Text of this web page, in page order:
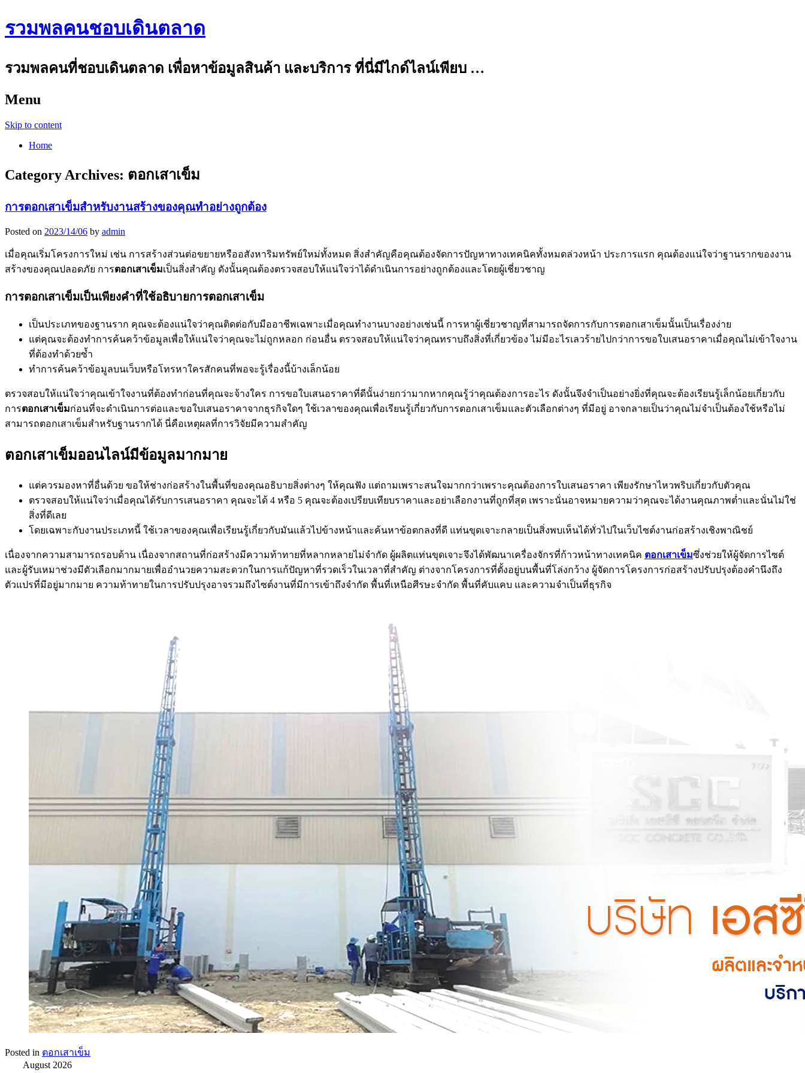
รวมพลคนชอบเดินตลาด
รวมพลคนที่ชอบเดินตลาด เพื่อหาข้อมูลสินค้า และบริการ ที่นี่มีไกด์ไลน์เพียบ …
Menu
Skip to content
Home
Category Archives: ตอกเสาเข็ม
การตอกเสาเข็มสำหรับงานสร้างของคุณทำอย่างถูกต้อง
Posted on 2023/14/06 by admin
เมื่อคุณเริ่มโครงการใหม่ เช่น การสร้างส่วนต่อขยายหรืออสังหาริมทรัพย์ใหม่ทั้งหมด สิ่งสำคัญคือคุณต้องจัดการปัญหาทางเทคนิคทั้งหมดล่วงหน้า ประการแรก คุณต้องแน่ใจว่าฐานรากของงาน
สร้างของคุณปลอดภัย การตอกเสาเข็มเป็นสิ่งสำคัญ ดังนั้นคุณต้องตรวจสอบให้แน่ใจว่าได้ดำเนินการอย่างถูกต้องและโดยผู้เชี่ยวชาญ
การตอกเสาเข็มเป็นเพียงคำที่ใช้อธิบายการตอกเสาเข็ม
เป็นประเภทของฐานราก คุณจะต้องแน่ใจว่าคุณติดต่อกับมืออาชีพเฉพาะเมื่อคุณทำงานบางอย่างเช่นนี้ การหาผู้เชี่ยวชาญที่สามารถจัดการกับการตอกเสาเข็มนั้นเป็นเรื่องง่าย
แต่คุณจะต้องทำการค้นคว้าข้อมูลเพื่อให้แน่ใจว่าคุณจะไม่ถูกหลอก ก่อนอื่น ตรวจสอบให้แน่ใจว่าคุณทราบถึงสิ่งที่เกี่ยวข้อง ไม่มีอะไรเลวร้ายไปกว่าการขอใบเสนอราคาเมื่อคุณไม่เข้าใจงาน
ที่ต้องทำด้วยซ้ำ
ทำการค้นคว้าข้อมูลบนเว็บหรือโทรหาใครสักคนที่พอจะรู้เรื่องนี้บ้างเล็กน้อย
ตรวจสอบให้แน่ใจว่าคุณเข้าใจงานที่ต้องทำก่อนที่คุณจะจ้างใคร การขอใบเสนอราคาที่ดีนั้นง่ายกว่ามากหากคุณรู้ว่าคุณต้องการอะไร ดังนั้นจึงจำเป็นอย่างยิ่งที่คุณจะต้องเรียนรู้เล็กน้อยเกี่ยวกับ
การตอกเสาเข็มก่อนที่จะดำเนินการต่อและขอใบเสนอราคาจากธุรกิจใดๆ ใช้เวลาของคุณเพื่อเรียนรู้เกี่ยวกับการตอกเสาเข็มและตัวเลือกต่างๆ ที่มีอยู่ อาจกลายเป็นว่าคุณไม่จำเป็นต้องใช้หรือไม่
สามารถตอกเสาเข็มสำหรับฐานรากได้ นี่คือเหตุผลที่การวิจัยมีความสำคัญ
ตอกเสาเข็มออนไลน์มีข้อมูลมากมาย
แต่ควรมองหาที่อื่นด้วย ขอให้ช่างก่อสร้างในพื้นที่ของคุณอธิบายสิ่งต่างๆ ให้คุณฟัง แต่ถามเพราะสนใจมากกว่าเพราะคุณต้องการใบเสนอราคา เพียงรักษาไหวพริบเกี่ยวกับตัวคุณ
ตรวจสอบให้แน่ใจว่าเมื่อคุณได้รับการเสนอราคา คุณจะได้ 4 หรือ 5 คุณจะต้องเปรียบเทียบราคาและอย่าเลือกงานที่ถูกที่สุด เพราะนั่นอาจหมายความว่าคุณจะได้งานคุณภาพต่ำและนั่นไม่ใช่
สิ่งที่ดีเลย
โดยเฉพาะกับงานประเภทนี้ ใช้เวลาของคุณเพื่อเรียนรู้เกี่ยวกับมันแล้วไปข้างหน้าและค้นหาข้อตกลงที่ดี แท่นขุดเจาะกลายเป็นสิ่งพบเห็นได้ทั่วไปในเว็บไซต์งานก่อสร้างเชิงพาณิชย์
เนื่องจากความสามารถรอบด้าน เนื่องจากสถานที่ก่อสร้างมีความท้าทายที่หลากหลายไม่จำกัด ผู้ผลิตแท่นขุดเจาะจึงได้พัฒนาเครื่องจักรที่ก้าวหน้าทางเทคนิค ตอกเสาเข็มซึ่งช่วยให้ผู้จัดการไซต์
และผู้รับเหมาช่วงมีตัวเลือกมากมายเพื่ออำนวยความสะดวกในการแก้ปัญหาที่รวดเร็วในเวลาที่สำคัญ ต่างจากโครงการที่ตั้งอยู่บนพื้นที่โล่งกว้าง ผู้จัดการโครงการก่อสร้างปรับปรุงต้องคำนึงถึง
ตัวแปรที่มีอยู่มากมาย ความท้าทายในการปรับปรุงอาจรวมถึงไซต์งานที่มีการเข้าถึงจำกัด พื้นที่เหนือศีรษะจำกัด พื้นที่คับแคบ และความจำเป็นที่ธุรกิจ
Posted in ตอกเสาเข็ม
August 2026